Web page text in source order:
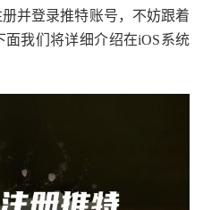
并登录推特账号，不妨跟着
我们将详细介绍在iOS系统